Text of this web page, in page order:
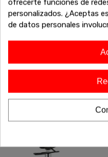
necesitas para completar
¡Sigue comprando y
exclusivos antes de que se
ofrecerte funciones de
personalizados. ¿Aceptas
de datos personales